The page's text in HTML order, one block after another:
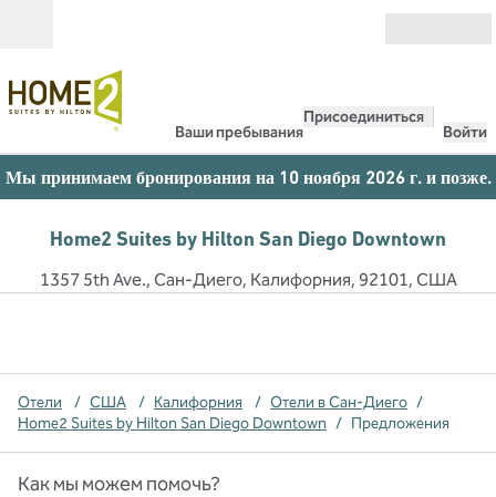
Ваши пребывания
Присоединиться
Войти
Мы принимаем бронирования на 10 ноября 2026 г. и позже.
Home2 Suites by Hilton San Diego Downtown
1357 5th Ave., Сан-Диего, Калифорния, 92101, США
Отели / США / Калифорния / Отели в Сан-Диего /
Home2 Suites by Hilton San Diego Downtown / Предложения
Как мы можем помочь?